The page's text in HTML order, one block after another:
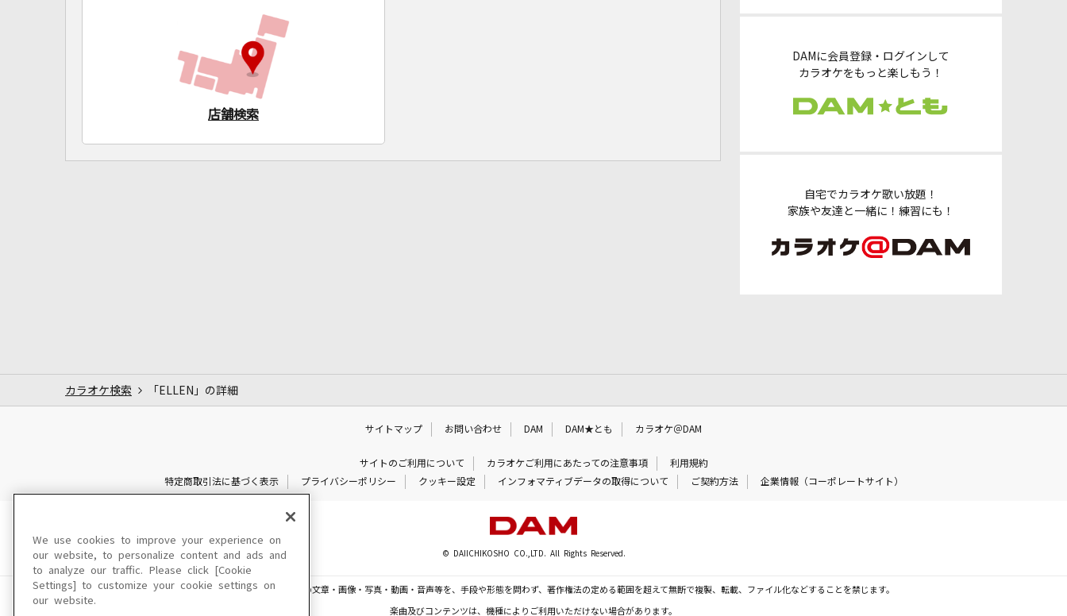
DAMに会員登録・ログインして
カラオケをもっと楽しもう！
自宅でカラオケ歌い放題！
家族や友達と一緒に！練習にも！
店舗検索
カラオケ検索 「ELLEN」の詳細
サイトマップ お問い合わせ DAM DAM★とも カラオケ＠DAM
サイトのご利用について カラオケご利用にあたっての注意事項
利用規約
特定商取引法に基づく表示
プライバシーポリシー クッキー設定 インフォマティブデータの取得について ご契約方法 企業情報（コーポレートサイト）
© DAIICHIKOSHO CO.,LTD. All Rights Reserved.
このサイトに掲載されている一切の文章・画像・写真・動画・音声等を、手段や形態を問わず、著作権法の定める範囲を超えて無断で複製、転載、ファイル化などすることを禁じます。
楽曲及びコンテンツは、機種によりご利用いただけない場合があります。
We use cookies to improve your experience on
our website, to personalize content and ads and
to analyze our traffic. Please click [Cookie
Settings] to customize your cookie settings on
our website.